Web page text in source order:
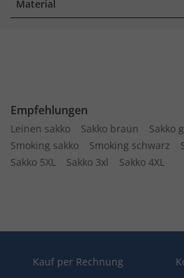
Material
Empfehlungen
Leinen sakko Sakko braun Sakko
Smoking sakko
Smoking schwarz
Sakko 5XL
Sakko 3xl Sakko 4XL
Kauf per Rechnung